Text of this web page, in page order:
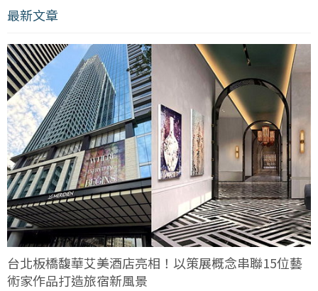
最新文章
台北板橋馥華艾美酒店亮相！以策展概念串聯15位藝
術家作品打造旅宿新風景